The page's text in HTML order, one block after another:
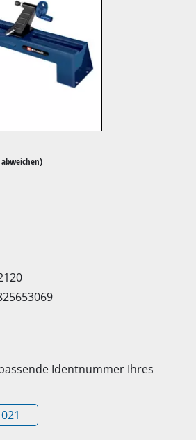
Identnummer Ihres